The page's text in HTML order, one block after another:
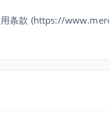
用条款 (https://